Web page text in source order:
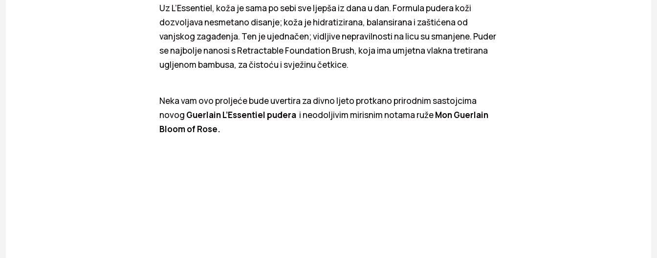
Uz L’Essentiel, koža je sama po sebi sve ljepša iz dana u dan. Formula pudera koži
dozvoljava nesmetano disanje; koža je hidratizirana, balansirana i zaštićena od
vanjskog zagađenja. Ten je ujednačen; vidljive nepravilnosti na licu su smanjene. Puder
se najbolje nanosi s Retractable Foundation Brush, koja ima umjetna vlakna tretirana
ugljenom bambusa, za čistoću i svježinu četkice.
Neka vam ovo proljeće bude uvertira za divno ljeto protkano prirodnim sastojcima
novog Guerlain L’Essentiel pudera i neodoljivim mirisnim notama ružeMon Guerlain
Bloom of Rose.